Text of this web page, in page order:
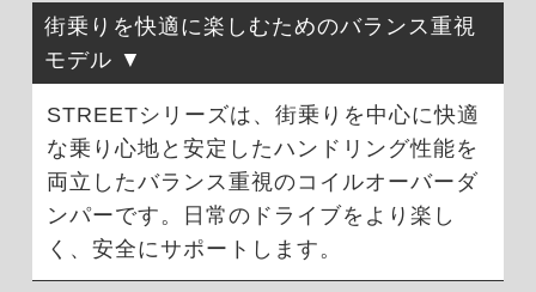
街乗りを快適に楽しむためのバランス重視
モデル
STREETシリーズは、街乗りを中心に快適
な乗り心地と安定したハンドリング性能を
両立したバランス重視のコイルオーバーダ
ンパーです。日常のドライブをより楽し
く、安全にサポートします。